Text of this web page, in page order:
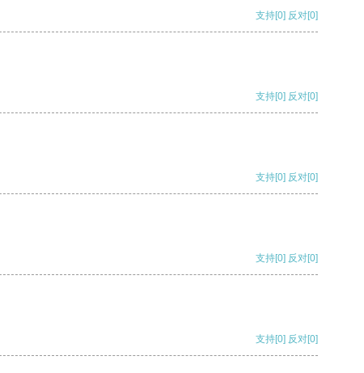
支持[0] 反对[0]
支持[0] 反对[0]
支持[0] 反对[0]
支持[0] 反对[0]
支持[0] 反对[0]